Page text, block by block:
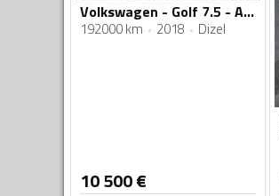
Volkswagen - Golf 7.5 - Automatik
192000 km 2018 Dizel
10 500€